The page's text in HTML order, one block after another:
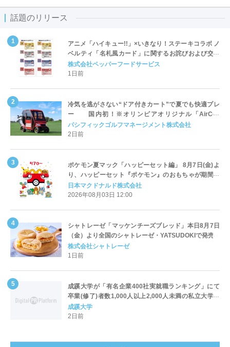
話題のリリース
アニメ「ハイキュー!!」×いきなり！ステーキコラボ ノ
ベルティ「名札風カード」に関するお詫びおよび交換
対応についてのご案内
株式会社ペッパーフードサービス
1日前
冷気を逃がさない“ドア付きカート”で夏でも快適プレ
ー 国内初！※オリンピアオリジナル「AirCon
Cart（エアコンカート）」導入 | ＰＧＭ
パシフィックゴルフマネージメント株式会社
2日前
ポケモン夏マック「ハッピーセット編」 8月7日(金)よ
り、ハッピーセット『ポケモン』のおもちゃが期間限
定登場
日本マクドナルド株式会社
2026年08月03日 12:00
シャトレーゼ「マッケンチーズブレッド」本日8月7日
（金）より全国のシャトレーゼ・YATSUDOKIで発売
株式会社シャトレーゼ
1日前
成蹊大学が「有名企業400社実就職ランキング」にて
卒業(修了)者数1,000人以上2,000人未満の私立大学で
全国第1位を獲得！～実就職率は26.5%（前年比＋
4.3pt）に伸長、東京の私立大学でも10位にランクイン
成蹊大学
2日前